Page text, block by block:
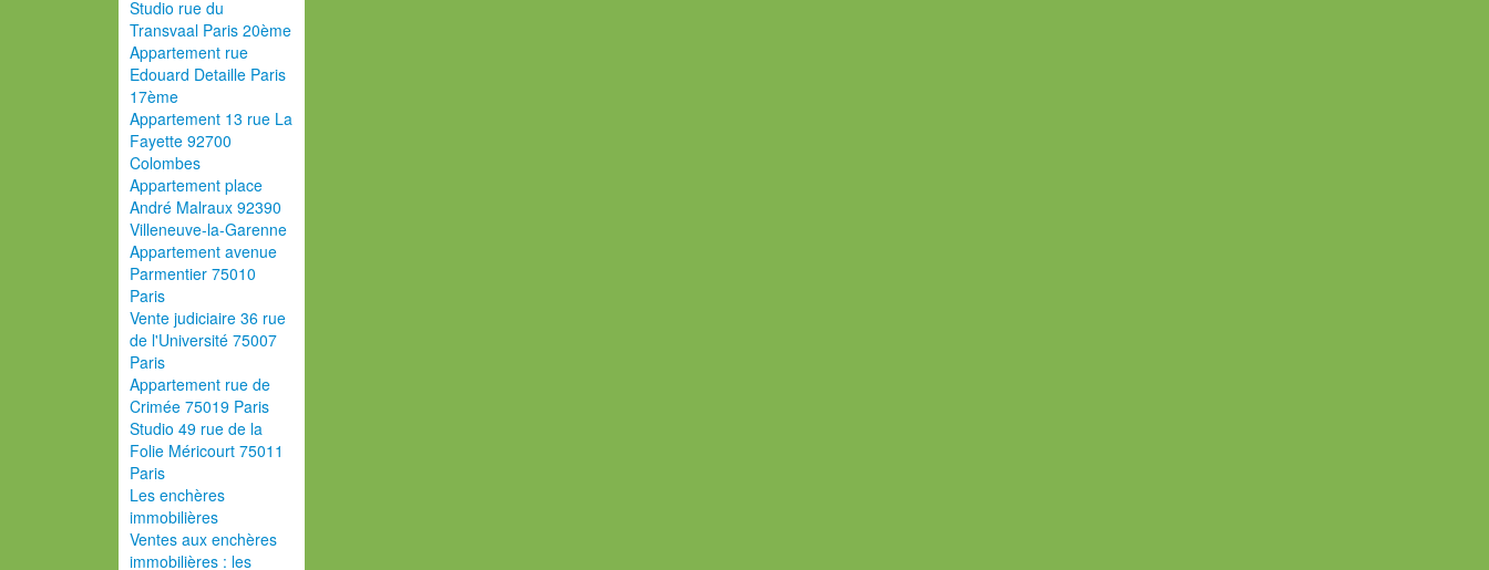
Studio rue du
Transvaal Paris 20ème
Appartement rue
Edouard Detaille Paris
17ème
Appartement 13 rue La
Fayette 92700
Colombes
Appartement place
André Malraux 92390
Villeneuve-la-Garenne
Appartement avenue
Parmentier 75010
Paris
Vente judiciaire 36 rue
de l'Université 75007
Paris
Appartement rue de
Crimée 75019 Paris
Studio 49 rue de la
Folie Méricourt 75011
Paris
Les enchères
immobilières
Ventes aux enchères
immobilières : les